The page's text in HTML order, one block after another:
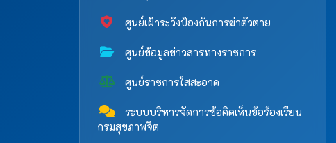
ศูนย์เฝ้าระวังป้องกันการฆ่าตัวตาย
ศูนย์ข้อมูลข่าวสารทางราชการ
ศูนย์ราชการใสสะอาด
ระบบบริหารจัดการข้อคิดเห็นข้อร้องเรียน
กรมสุขภาพจิต